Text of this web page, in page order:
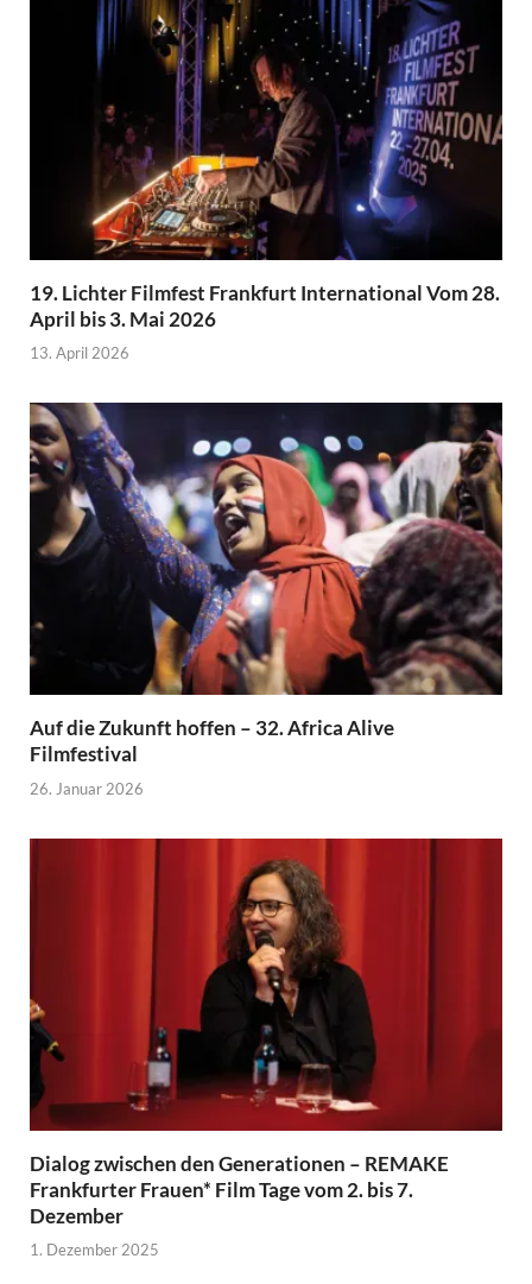
19. Lichter Filmfest Frankfurt International Vom 28.
April bis 3. Mai 2026
13. April 2026
Auf die Zukunft hoffen – 32. Africa Alive
Filmfestival
26. Januar 2026
Dialog zwischen den Generationen – REMAKE
Frankfurter Frauen* Film Tage vom 2. bis 7.
Dezember
1. Dezember 2025